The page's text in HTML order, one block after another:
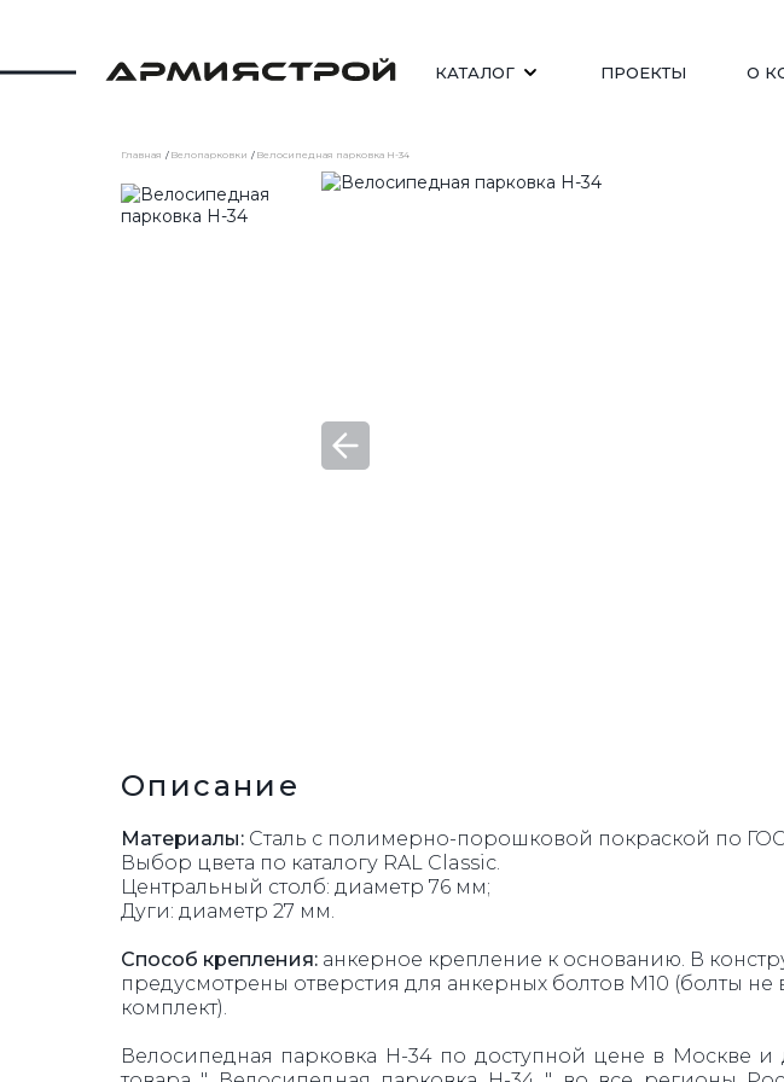
КАТАЛОГ ПРОЕКТЫ О
Главная Велопарковки Велосипедная парковка H-34
Описание
Материалы: Сталь с полимерно-порошковой покраской по
Выбор цвета по каталогу RAL Classic.
Центральный столб: диаметр 76 мм;
Дуги: диаметр 27 мм.
Способ крепления: анкерное крепление к основанию. В
предусмотрены отверстия для анкерных болтов М10 (болты не
комплект).
Велосипедная парковка H-34 по доступной цене в Москве и